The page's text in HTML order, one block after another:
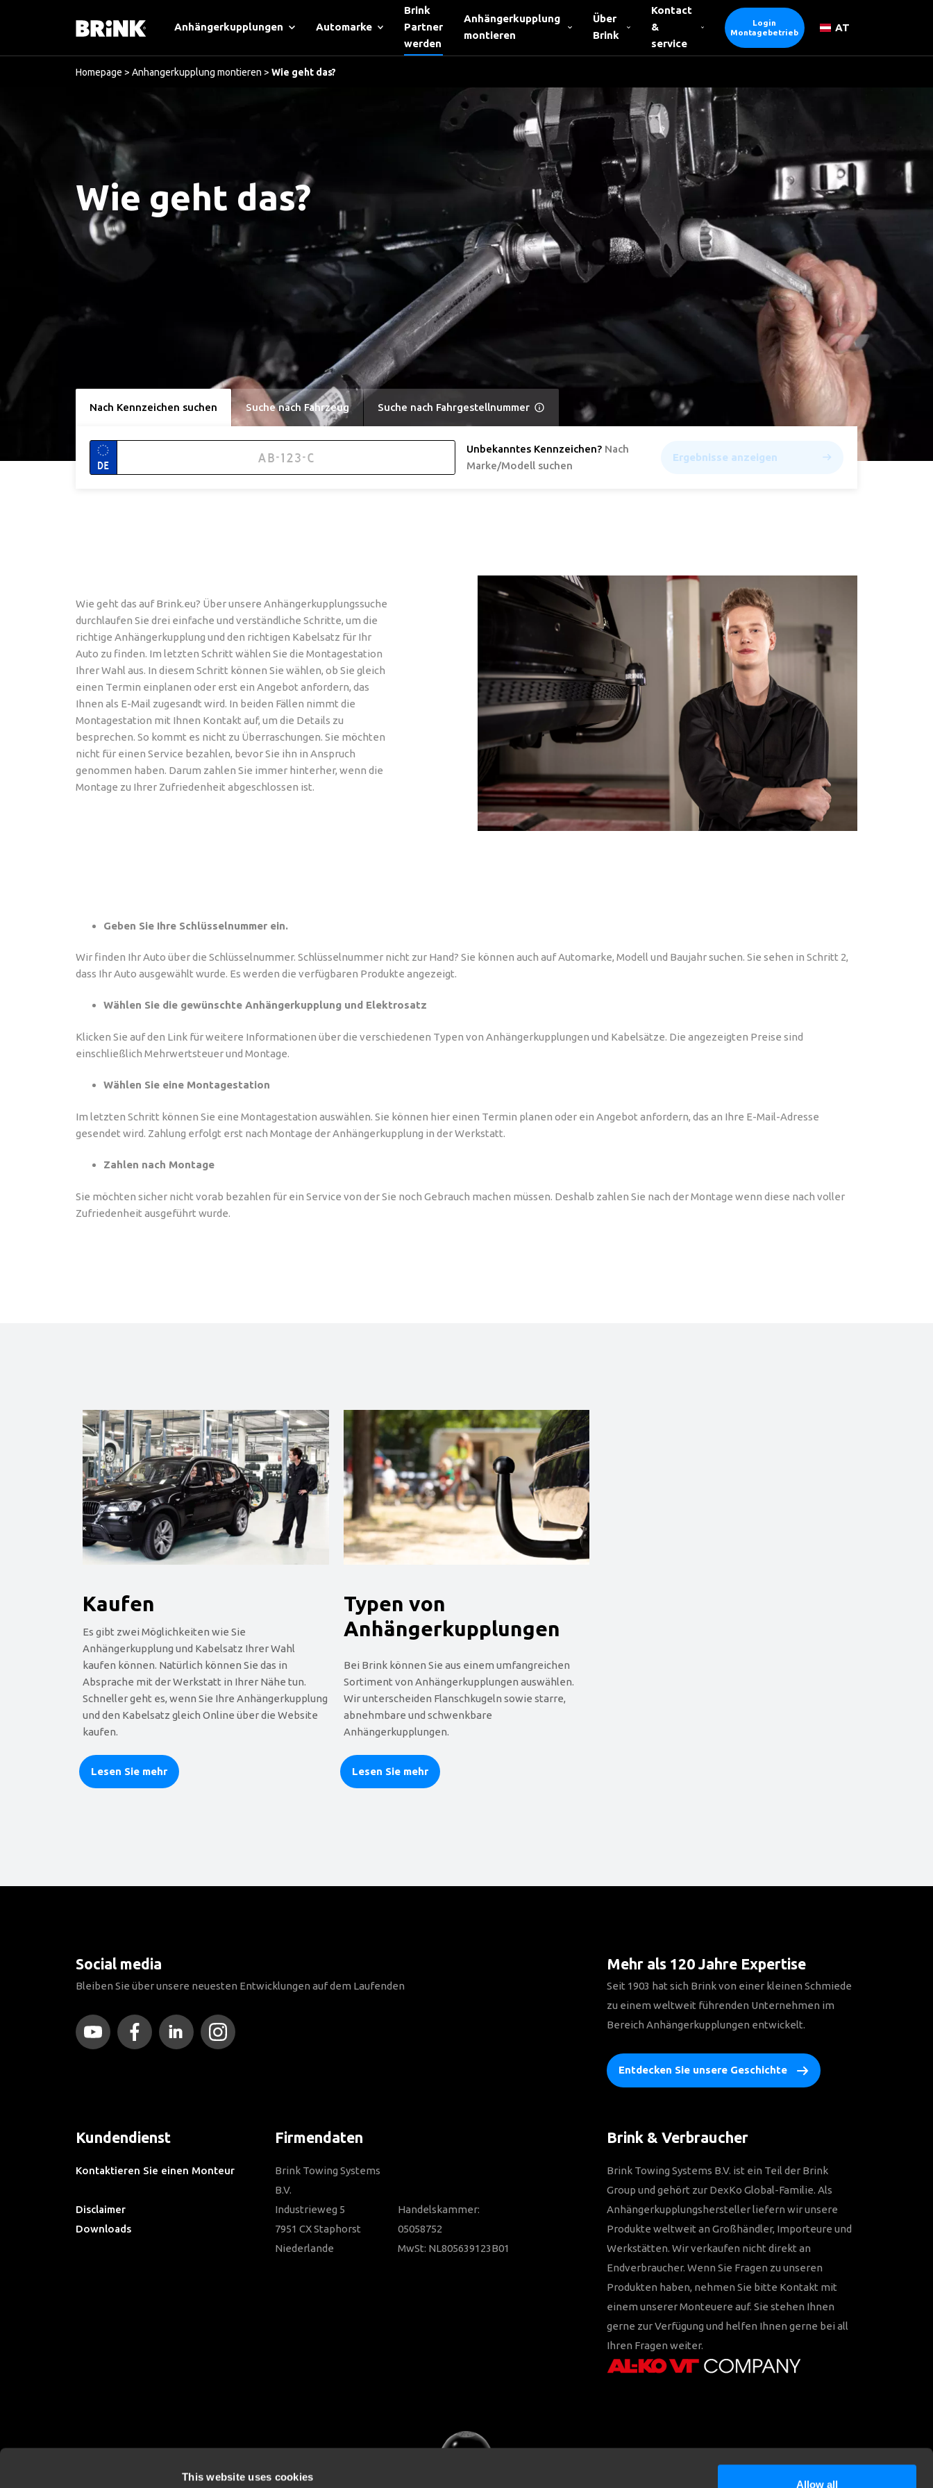
This website uses cookies
Allow all
Anhängerkupplungen Automarke
Brink
Partner
werden
Anhängerkupplung
montieren
Über
Brink
Kontact
&
service
Login
Montagebetrieb
AT
Homepage > Anhangerkupplung montieren > Wie geht das?
Wie geht das?
Nach Kennzeichen suchen Suche nach Fahrzeug Suche nach Fahrgestellnummer
DE
Unbekanntes Kennzeichen? Nach
Marke/Modell suchen
Ergebnisse anzeigen
Wie geht das auf Brink.eu? Über unsere Anhängerkupplungssuche
durchlaufen Sie drei einfache und verständliche Schritte, um die
richtige Anhängerkupplung und den richtigen Kabelsatz für Ihr
Auto zu finden. Im letzten Schritt wählen Sie die Montagestation
Ihrer Wahl aus. In diesem Schritt können Sie wählen, ob Sie gleich
einen Termin einplanen oder erst ein Angebot anfordern, das
Ihnen als E-Mail zugesandt wird. In beiden Fällen nimmt die
Montagestation mit Ihnen Kontakt auf, um die Details zu
besprechen. So kommt es nicht zu Überraschungen. Sie möchten
nicht für einen Service bezahlen, bevor Sie ihn in Anspruch
genommen haben. Darum zahlen Sie immer hinterher, wenn die
Montage zu Ihrer Zufriedenheit abgeschlossen ist.
Geben Sie Ihre Schlüsselnummer ein.
Wir finden Ihr Auto über die Schlüsselnummer. Schlüsselnummer nicht zur Hand? Sie können auch auf Automarke, Modell und Baujahr suchen. Sie sehen in Schritt 2,
dass Ihr Auto ausgewählt wurde. Es werden die verfügbaren Produkte angezeigt.
Wählen Sie die gewünschte Anhängerkupplung und Elektrosatz
Klicken Sie auf den Link für weitere Informationen über die verschiedenen Typen von Anhängerkupplungen und Kabelsätze. Die angezeigten Preise sind
einschließlich Mehrwertsteuer und Montage.
Wählen Sie eine Montagestation
Im letzten Schritt können Sie eine Montagestation auswählen. Sie können hier einen Termin planen oder ein Angebot anfordern, das an Ihre E-Mail-Adresse
gesendet wird. Zahlung erfolgt erst nach Montage der Anhängerkupplung in der Werkstatt.
Zahlen nach Montage
Sie möchten sicher nicht vorab bezahlen für ein Service von der Sie noch Gebrauch machen müssen. Deshalb zahlen Sie nach der Montage wenn diese nach voller
Zufriedenheit ausgeführt wurde.
Kaufen
Es gibt zwei Möglichkeiten wie Sie
Anhängerkupplung und Kabelsatz Ihrer Wahl
kaufen können. Natürlich können Sie das in
Absprache mit der Werkstatt in Ihrer Nähe tun.
Schneller geht es, wenn Sie Ihre Anhängerkupplung
und den Kabelsatz gleich Online über die Website
kaufen.
Lesen Sie mehr
Typen von
Anhängerkupplungen
Bei Brink können Sie aus einem umfangreichen
Sortiment von Anhängerkupplungen auswählen.
Wir unterscheiden Flanschkugeln sowie starre,
abnehmbare und schwenkbare
Anhängerkupplungen.
Lesen Sie mehr
Social media
Bleiben Sie über unsere neuesten Entwicklungen auf dem Laufenden
Mehr als 120 Jahre Expertise
Seit 1903 hat sich Brink von einer kleinen Schmiede
zu einem weltweit führenden Unternehmen im
Bereich Anhängerkupplungen entwickelt.
Entdecken Sie unsere Geschichte
Kundendienst
Kontaktieren Sie einen Monteur
Disclaimer
Downloads
Firmendaten
Brink Towing Systems
B.V.
Industrieweg 5
7951 CX Staphorst
Niederlande
Handelskammer:
05058752
MwSt: NL805639123B01
Brink & Verbraucher
Brink Towing Systems B.V. ist ein Teil der Brink
Group und gehört zur DexKo Global-Familie. Als
Anhängerkupplungshersteller liefern wir unsere
Produkte weltweit an Großhändler, Importeure und
Werkstätten. Wir verkaufen nicht direkt an
Endverbraucher. Wenn Sie Fragen zu unseren
Produkten haben, nehmen Sie bitte Kontakt mit
einem unserer Monteuere auf. Sie stehen Ihnen
gerne zur Verfügung und helfen Ihnen gerne bei all
Ihren Fragen weiter.